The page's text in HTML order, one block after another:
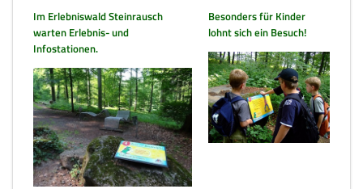
Im Erlebniswald Steinrausch
warten Erlebnis- und
Infostationen.
Besonders für Kinder
lohnt sich ein Besuch!